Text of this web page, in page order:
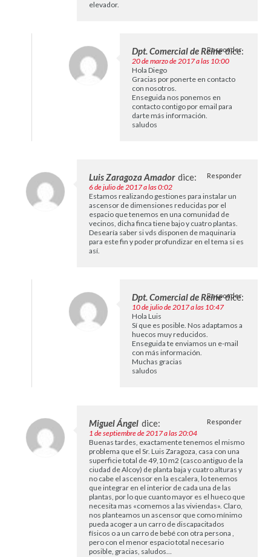
elevador.
Dpt. Comercial de Reine dice:
20 de marzo de 2017 a las 10:00
Hola Diego
Gracias por ponerte en contacto
con nosotros.
Enseguida nos ponemos en
contacto contigo por email para
darte más información.
saludos
Responder
Luis Zaragoza Amador dice:
6 de julio de 2017 a las 0:02
Estamos realizando gestiones para instalar un
ascensor de dimensiones reducidas por el
espacio que tenemos en una comunidad de
vecinos, dicha finca tiene bajo y cuatro plantas.
Desearía saber si vds disponen de maquinaria
para este fin y poder profundizar en el tema si es
así.
Responder
Dpt. Comercial de Reine dice:
10 de julio de 2017 a las 10:47
Hola Luis
Sí que es posible. Nos adaptamos a
huecos muy reducidos.
Enseguida te enviamos un e-mail
con más información.
Muchas gracias
saludos
Responder
Miguel Ángel dice:
1 de septiembre de 2017 a las 20:04
Buenas tardes, exactamente tenemos el mismo
problema que el Sr. Luis Zaragoza, casa con una
superficie total de 49,10 m2 (casco antiguo de la
ciudad de Alcoy) de planta baja y cuatro alturas y
no cabe el ascensor en la escalera, lo tenemos
que integrar en el interior de cada una de las
plantas, por lo que cuanto mayor es el hueco que
necesita mas «comemos a las viviendas». Claro,
nos planteamos un ascensor que como mínimo
pueda acoger a un carro de discapacitados
físicos o a un carro de bebé con otra persona ,
pero con el menor espacio total necesario
posible, gracias, saludos…
Responder